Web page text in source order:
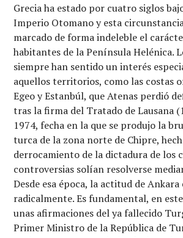
Grecia ha estado por cuatro siglos
Imperio Otomano y esta
marcado de forma indeleble el
habitantes de la Península Helénica.
siempre han sentido un interés
aquellos territorios, como las costas
Egeo y Estanbúl, que Atenas perdió
tras la firma del Tratado de Lausana
1974, fecha en la que se produjo la
turca de la zona norte de Chipre,
derrocamiento de la dictadura de los
controversias solían resolverse
Desde esa época, la actitud de Ankara
radicalmente. Es fundamental, en
unas afirmaciones del ya fallecido
Primer Ministro de la República de